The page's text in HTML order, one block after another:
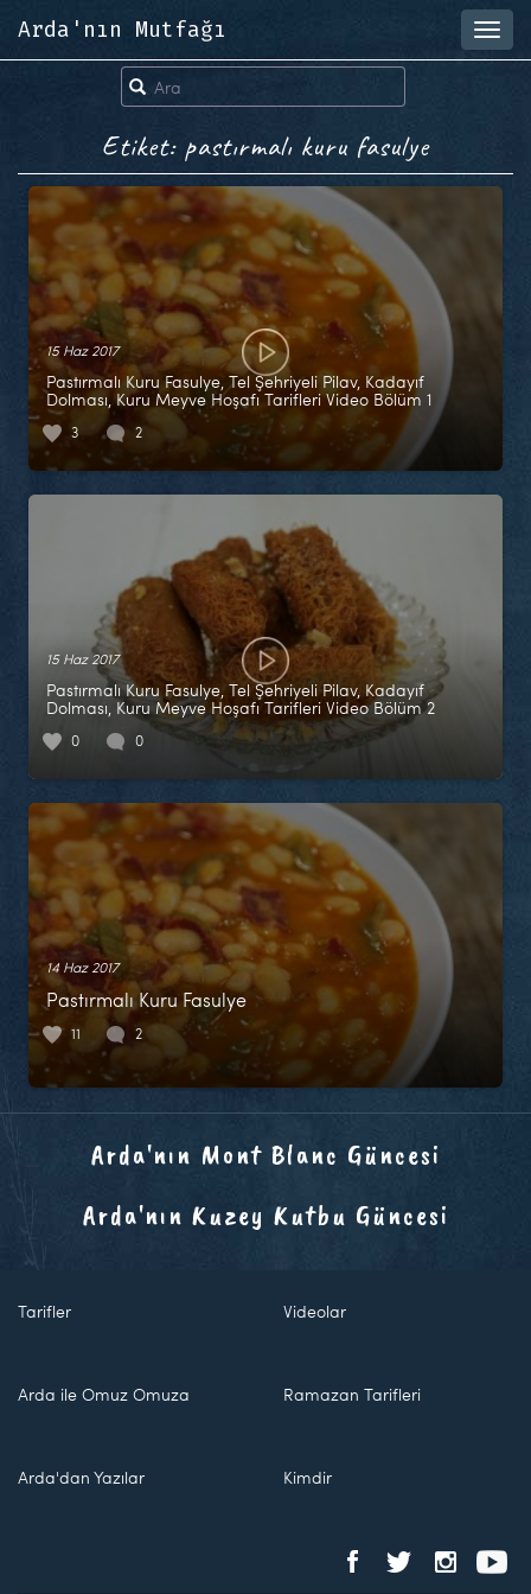
Arda'nın Mutfağı
Etiket: pastırmalı kuru fasulye
15 Haz 2017
Pastırmalı Kuru Fasulye, Tel Şehriyeli Pilav, Kadayıf
Dolması, Kuru Meyve Hoşafı Tarifleri Video Bölüm 1
3 2
15 Haz 2017
Pastırmalı Kuru Fasulye, Tel Şehriyeli Pilav, Kadayıf
Dolması, Kuru Meyve Hoşafı Tarifleri Video Bölüm 2
0 0
14 Haz 2017
Pastırmalı Kuru Fasulye
11 2
Arda'nın Mont Blanc Güncesi
Arda'nın Kuzey Kutbu Güncesi
Tarifler Videolar
Arda ile Omuz Omuza Ramazan Tarifleri
Arda'dan Yazılar Kimdir